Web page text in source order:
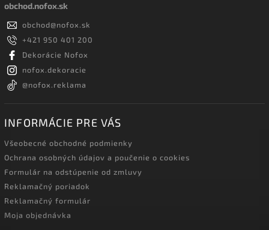
obchod.nofox.sk
obchod@nofox.sk
+421 950 401 200
Dekorácie Nofox
nofox.dekoracie
@nofox.reklama
INFORMÁCIE PRE VÁS
Všeobecné obchodné podmienky
Ochrana osobných údajov a poučenie o cookies
Formulár na odstúpenie od zmluvy
Reklamačný poriadok
Reklamačný formulár
Moja objednávka